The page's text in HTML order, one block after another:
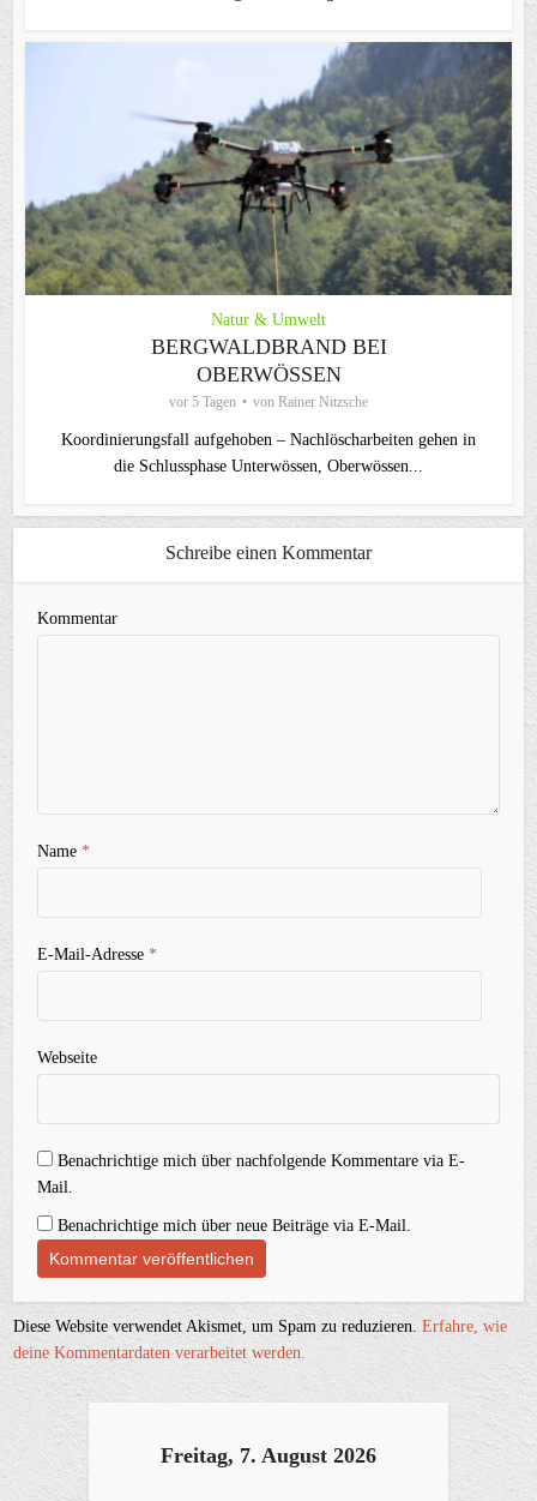
Natur & Umwelt
BERGWALDBRAND BEI
OBERWÖSSEN
vor 5 Tagen von Rainer Nitzsche
Koordinierungsfall aufgehoben – Nachlöscharbeiten gehen in
die Schlussphase Unterwössen, Oberwössen...
Schreibe einen Kommentar
Kommentar
Name*
E-Mail-Adresse*
Webseite
Benachrichtige mich über nachfolgende Kommentare via E-
Mail.
Benachrichtige mich über neue Beiträge via E-Mail.
Diese Website verwendet Akismet, um Spam zu reduzieren.Erfahre, wie
deine Kommentardaten verarbeitet werden.
Freitag, 7. August 2026